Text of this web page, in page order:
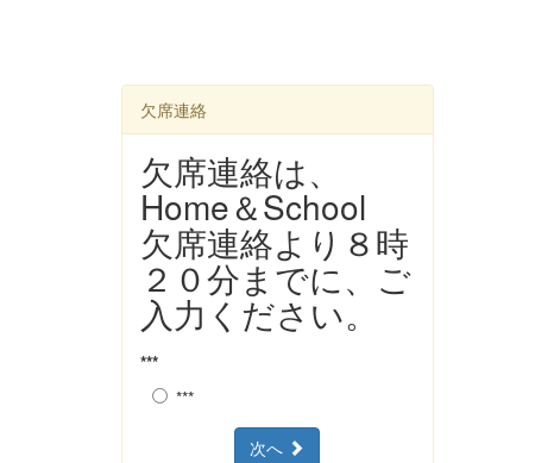
欠席連絡
欠席連絡は、
Home＆School
欠席連絡より８時
２０分までに、ご
入力ください。
***
***
次へ